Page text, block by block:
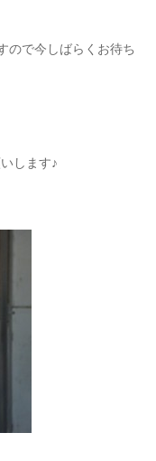
ので今しばらくお待ち
します♪